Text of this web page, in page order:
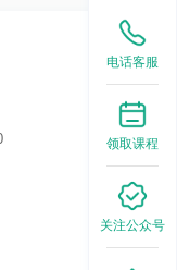
电话客服
领取课程
关注公众号